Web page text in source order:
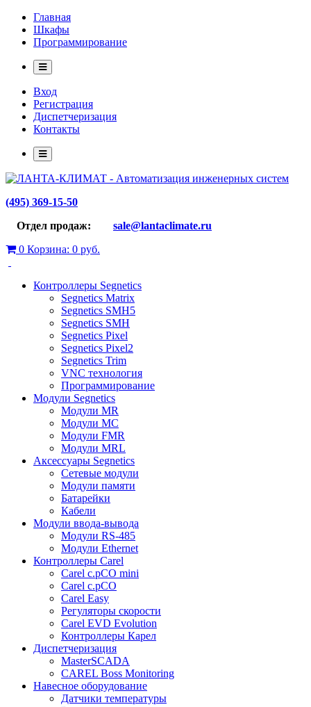
Главная
Шкафы
Программирование
Вход
Регистрация
Диспетчеризация
Контакты
(495) 369-15-50
Отдел продаж: sale@lantaclimate.ru
0 Корзина: 0 руб.
Контроллеры Segnetics
Segnetics Matrix
Segnetics SMH5
Segnetics SMH
Segnetics Pixel
Segnetics Pixel2
Segnetics Trim
VNC технология
Программирование
Модули Segnetics
Модули MR
Модули MC
Модули FMR
Модули MRL
Аксессуары Segnetics
Сетевые модули
Модули памяти
Батарейки
Кабели
Модули ввода-вывода
Модули RS-485
Модули Ethernet
Контроллеры Carel
Carel c.pCO mini
Carel c.pCO
Carel Easy
Регуляторы скорости
Carel EVD Evolution
Контроллеры Карел
Диспетчеризация
MasterSCADA
CAREL Boss Monitoring
Навесное оборудование
Датчики температуры